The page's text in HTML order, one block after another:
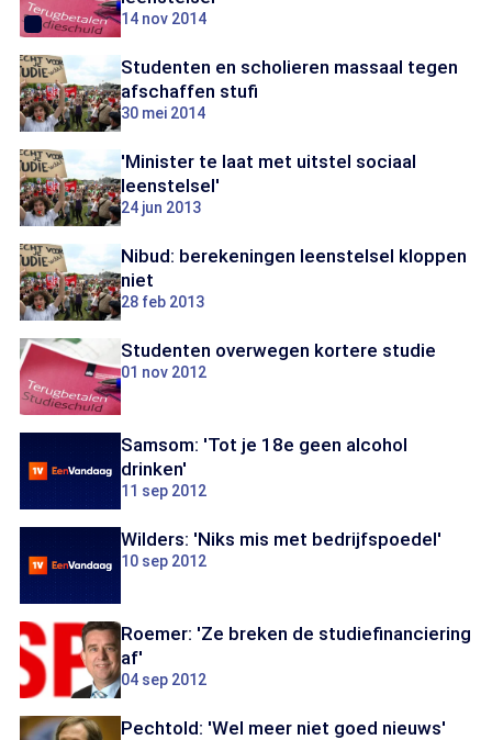
14 nov 2014
Studenten en scholieren massaal tegen
afschaffen stufi
30 mei 2014
'Minister te laat met uitstel sociaal
leenstelsel'
24 jun 2013
Nibud: berekeningen leenstelsel kloppen
niet
28 feb 2013
Studenten overwegen kortere studie
01 nov 2012
Samsom: 'Tot je 18e geen alcohol
drinken'
11 sep 2012
Wilders: 'Niks mis met bedrijfspoedel'
10 sep 2012
Roemer: 'Ze breken de studiefinanciering
af'
04 sep 2012
Pechtold: 'Wel meer niet goed nieuws'